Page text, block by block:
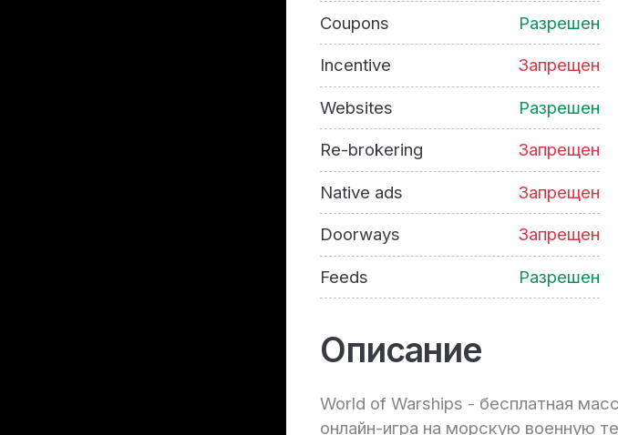
Coupons Разрешен
Incentive Запрещен
Websites Разрешен
Re-brokering Запрещен
Native ads Запрещен
Doorways Запрещен
Feeds Разрешен
Описание
World of Warships - бесплатная
онлайн-игра на морскую военную